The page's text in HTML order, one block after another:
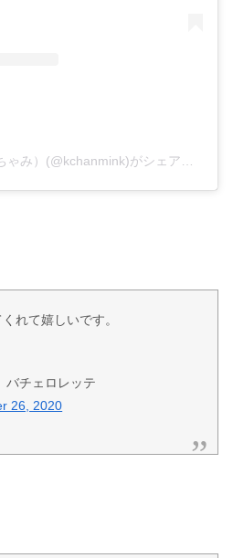
北原一希 料理研究家（ちゃみ）(@kchanmink)がシェアした投稿
れて嬉しいです。
チェロレッテ
26, 2020